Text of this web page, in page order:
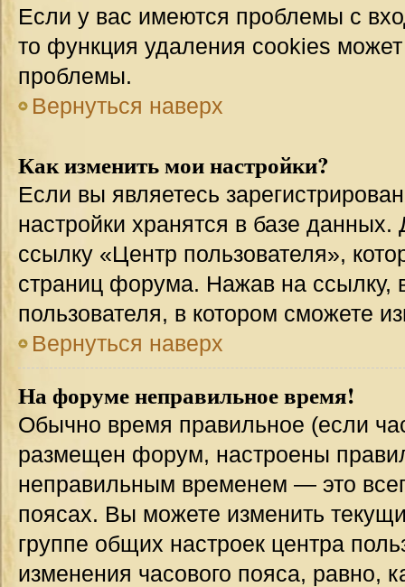
Если у вас имеются проблемы с
то функция удаления cookies
проблемы.
Вернуться наверх
Как изменить мои настройки?
Если вы являетесь
настройки хранятся в базе
ссылку «Центр пользователя»,
страниц форума. Нажав на ссылку,
пользователя, в котором сможете
Вернуться наверх
На форуме неправильное время!
Обычно время правильное (если
размещен форум, настроены
неправильным временем — это
поясах. Вы можете изменить
группе общих настроек центра
изменения часового пояса, равно,